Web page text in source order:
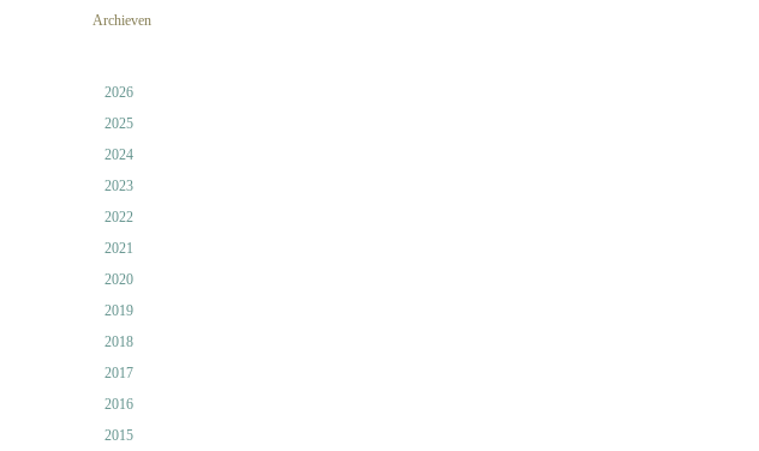
Archieven
2026
2025
2024
2023
2022
2021
2020
2019
2018
2017
2016
2015